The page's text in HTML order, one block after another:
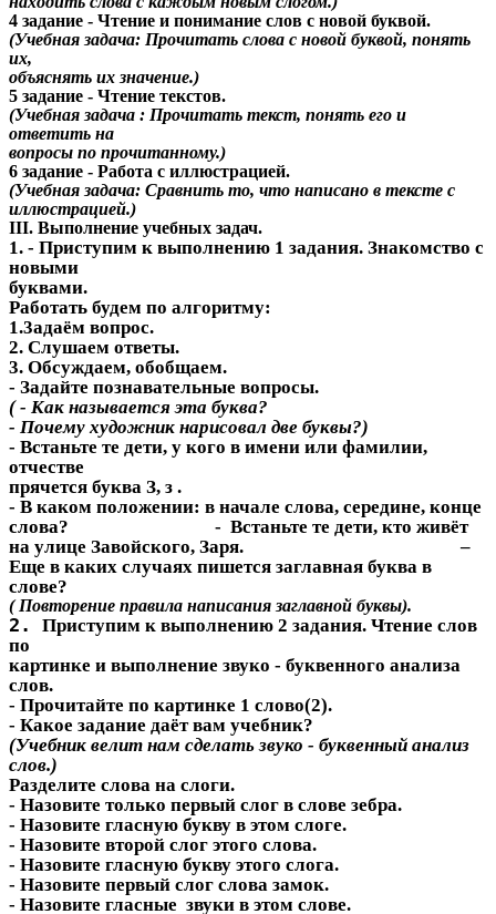
4 задание - Чтение и понимание слов с новой буквой.
(Учебная задача: Прочитать слова с новой буквой, понять
их,
объяснять их значение.)
5 задание - Чтение текстов.
(Учебная задача : Прочитать текст, понять его и
ответить на
вопросы по прочитанному.)
6 задание - Работа с иллюстрацией.
(Учебная задача: Сравнить то, что написано в тексте с
иллюстрацией.)
III. Выполнение учебных задач.
1. - Приступим к выполнению 1 задания. Знакомство с
новыми
буквами.
Работать будем по алгоритму:
1.3адаём вопрос.
2. Слушаем ответы.
3. Обсуждаем, обобщаем.
- Задайте познавательные вопросы.
( - Как называется эта буква?
- Почему художник нарисовал две буквы?)
- Встаньте те дети, у кого в имени или фамилии,
отчестве
прячется буква З, з .
- В каком положении: в начале слова, середине, конце
слова? - Встаньте те дети, кто живёт
на улице Завойского, Заря. –
Еще в каких случаях пишется заглавная буква в
слове?
( Повторение правила написания заглавной буквы).
2. Приступим к выполнению 2 задания. Чтение слов
по
картинке и выполнение звуко - буквенного анализа
слов.
- Прочитайте по картинке 1 слово(2).
- Какое задание даёт вам учебник?
(Учебник велит нам сделать звуко - буквенный анализ
слов.)
Разделите слова на слоги.
- Назовите только первый слог в слове зебра.
- Назовите гласную букву в этом слоге.
- Назовите второй слог этого слова.
- Назовите гласную букву этого слога.
- Назовите первый слог слова замок.
- Назовите гласные звуки в этом слове.